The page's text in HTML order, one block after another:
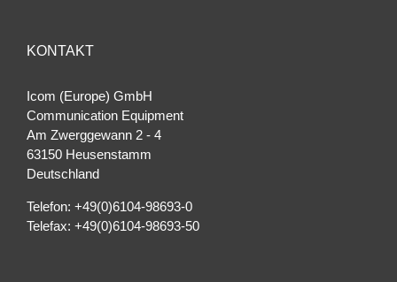
KONTAKT
Icom (Europe) GmbH
Communication Equipment
Am Zwerggewann 2 ‐ 4
63150 Heusenstamm
Deutschland
Telefon: +49(0)6104-98693-0
Telefax: +49(0)6104-98693-50